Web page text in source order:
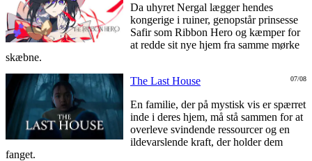
Da uhyret Nergal lægger hendes
kongerige i ruiner, genopstår prinsesse
Safir som Ribbon Hero og kæmper for
at redde sit nye hjem fra samme mørke
skæbne.
07/08
The Last House
En familie, der på mystisk vis er spærret
inde i deres hjem, må stå sammen for at
overleve svindende ressourcer og en
ildevarslende kraft, der holder dem
fanget.